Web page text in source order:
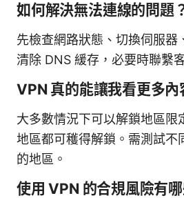
如何解決無法連線的問題
先檢查網路狀態、切換伺服器
清除 DNS 緩存，必要時聯繫
VPN 真的能讓我看更多內
大多數情況下可以解鎖地區限
地區都可穫得解鎖。需測試不
的地區。
使用 VPN 的合規風險有哪